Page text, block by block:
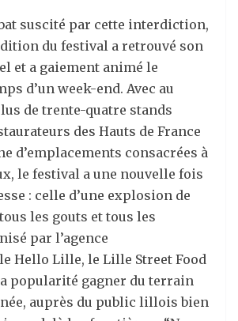
suscité par cette interdiction,
du festival a retrouvé son
et a gaiement animé le
d’un week-end. Avec au
de trente-quatre stands
des Hauts de France
d’emplacements consacrées à
le festival a une nouvelle fois
: celle d’une explosion de
les gouts et tous les
par l’agence
Hello Lille, le Lille Street Food
popularité gagner du terrain
auprès du public lillois bien